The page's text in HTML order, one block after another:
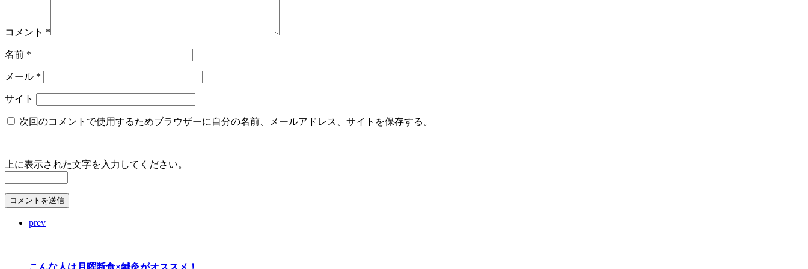
コメント *
名前 *
メール *
サイト
次回のコメントで使用するためブラウザーに自分の名前、メールアドレス、サイトを保存する。
上に表示された文字を入力してください。
prev